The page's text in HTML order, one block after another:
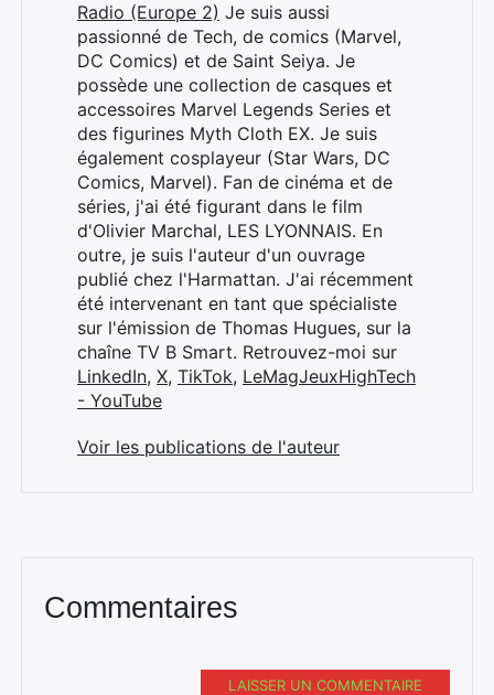
Radio (Europe 2) Je suis aussi
passionné de Tech, de comics (Marvel,
DC Comics) et de Saint Seiya. Je
possède une collection de casques et
accessoires Marvel Legends Series et
des figurines Myth Cloth EX. Je suis
également cosplayeur (Star Wars, DC
Comics, Marvel). Fan de cinéma et de
séries, j'ai été figurant dans le film
d'Olivier Marchal, LES LYONNAIS. En
outre, je suis l'auteur d'un ouvrage
publié chez l'Harmattan. J'ai récemment
été intervenant en tant que spécialiste
sur l'émission de Thomas Hugues, sur la
chaîne TV B Smart. Retrouvez-moi sur
LinkedIn, X, TikTok, LeMagJeuxHighTech
- YouTube
Voir les publications de l'auteur
Commentaires
LAISSER UN COMMENTAIRE